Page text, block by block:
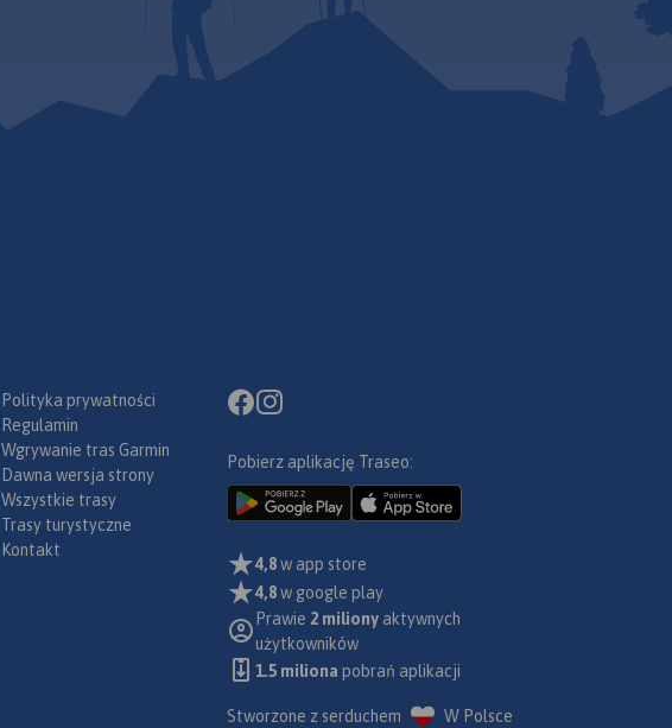
Polityka prywatności
Regulamin
Wgrywanie tras Garmin
Dawna wersja strony
Wszystkie trasy
Trasy turystyczne
Kontakt
Pobierz aplikację Traseo:
4,8w app store
4,8w google play
Prawie 2 miliony aktywnych
użytkowników
1.5 miliona pobrań aplikacji
Stworzone z serduchem W Polsce